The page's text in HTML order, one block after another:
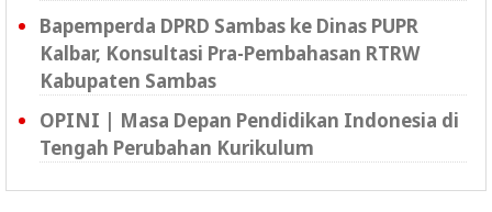
Bapemperda DPRD Sambas ke Dinas PUPR
Kalbar, Konsultasi Pra-Pembahasan RTRW
Kabupaten Sambas
OPINI | Masa Depan Pendidikan Indonesia di
Tengah Perubahan Kurikulum